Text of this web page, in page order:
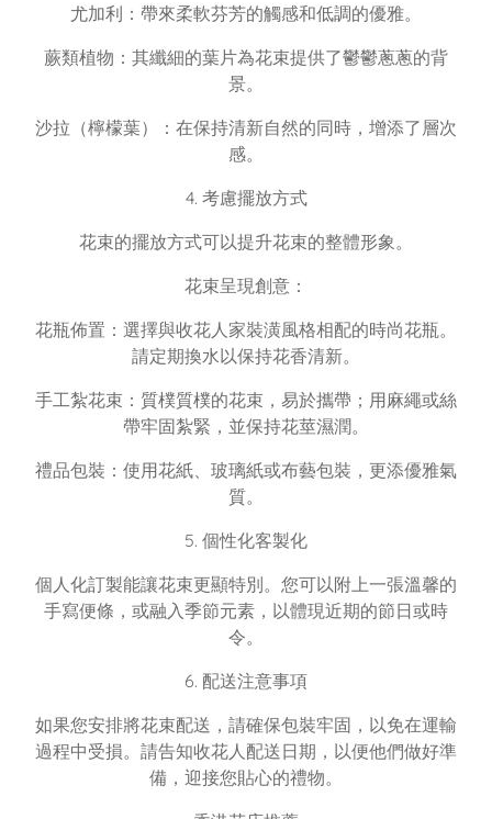
尤加利：帶來柔軟芬芳的觸感和低調的優雅。
蕨類植物：其纖細的葉片為花束提供了鬱鬱蔥蔥的背
景。
沙拉（檸檬葉）：在保持清新自然的同時，增添了層次
感。
4. 考慮擺放方式
花束的擺放方式可以提升花束的整體形象。
花束呈現創意：
花瓶佈置：選擇與收花人家裝潢風格相配的時尚花瓶。
請定期換水以保持花香清新。
手工紮花束：質樸質樸的花束，易於攜帶；用麻繩或絲
帶牢固紮緊，並保持花莖濕潤。
禮品包裝：使用花紙、玻璃紙或布藝包裝，更添優雅氣
質。
5. 個性化客製化
個人化訂製能讓花束更顯特別。您可以附上一張溫馨的
手寫便條，或融入季節元素，以體現近期的節日或時
令。
6. 配送注意事項
如果您安排將花束配送，請確保包裝牢固，以免在運輸
過程中受損。請告知收花人配送日期，以便他們做好準
備，迎接您貼心的禮物。